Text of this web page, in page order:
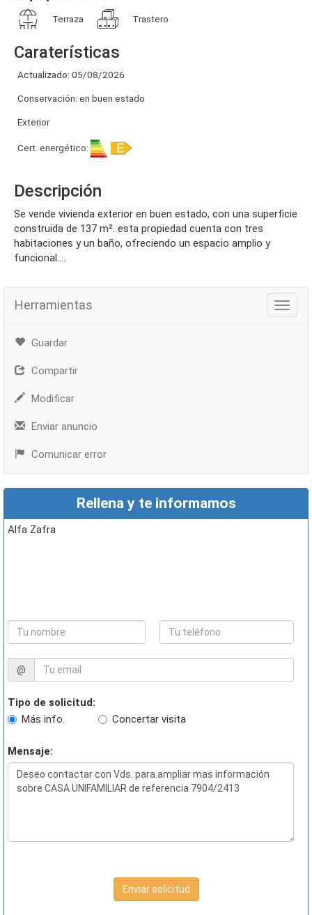
Terraza Trastero
Caraterísticas
Actualizado: 05/08/2026
Conservación: en buen estado
Exterior
Cert. energético:
Descripción
se vende vivienda exterior en buen estado, con una superficie
construida de 137 m². esta propiedad cuenta con tres
habitaciones y un baño, ofreciendo un espacio amplio y
funcional....
Herramientas
Guardar
Compartir
Modificar
Enviar anuncio
Comunicar error
Rellena y te informamos
Alfa Zafra
@
Tipo de solicitud:
Más info.
Concertar visita
Mensaje:
Enviar solicitud